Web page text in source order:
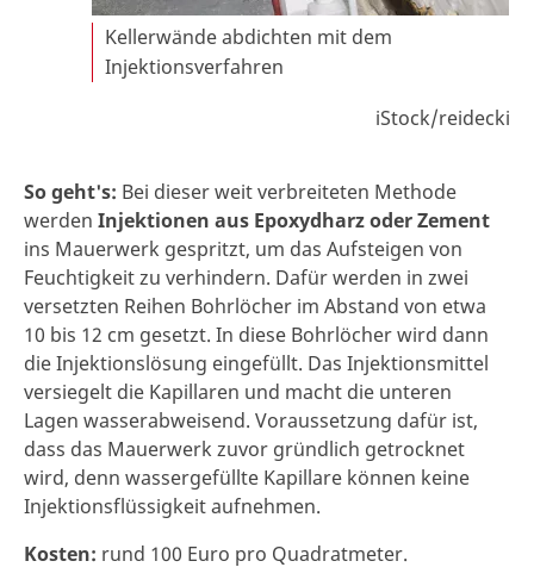
Kellerwände abdichten mit dem
Injektionsverfahren
iStock/reidecki
So geht's: Bei dieser weit verbreiteten Methode
werden Injektionen aus Epoxydharz oder Zement
ins Mauerwerk gespritzt, um das Aufsteigen von
Feuchtigkeit zu verhindern. Dafür werden in zwei
versetzten Reihen Bohrlöcher im Abstand von etwa
10 bis 12 cm gesetzt. In diese Bohrlöcher wird dann
die Injektionslösung eingefüllt. Das Injektionsmittel
versiegelt die Kapillaren und macht die unteren
Lagen wasserabweisend. Voraussetzung dafür ist,
dass das Mauerwerk zuvor gründlich getrocknet
wird, denn wassergefüllte Kapillare können keine
Injektionsflüssigkeit aufnehmen.
Kosten: rund 100 Euro pro Quadratmeter.